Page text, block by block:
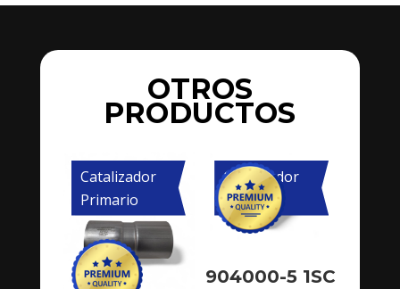
OTROS
PRODUCTOS
Catalizador
Primario
Catalizador
Primario
904000-5 1SC